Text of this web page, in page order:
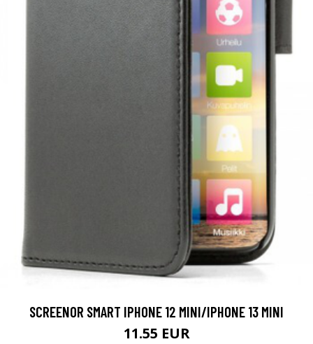
SCREENOR SMART IPHONE 12 MINI/IPHONE 13 MINI
11.55 EUR